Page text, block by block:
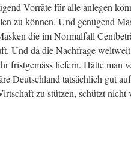
Vorräte für alle anlegen
zu können. Und genügend
die im Normalfall
Und da die Nachfrage
fristgemäss liefern. Hätte man
Deutschland tatsächlich gut
zu stützen, schützt nicht